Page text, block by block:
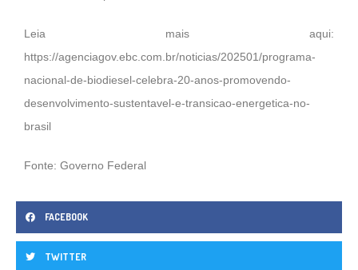
Leia mais aqui:
https://agenciagov.ebc.com.br/noticias/202501/programa-
nacional-de-biodiesel-celebra-20-anos-promovendo-
desenvolvimento-sustentavel-e-transicao-energetica-no-
brasil
Fonte: Governo Federal
FACEBOOK
TWITTER